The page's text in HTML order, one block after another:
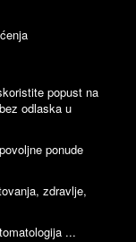
popust na
odlaska u
ponude
zdravlje,
...